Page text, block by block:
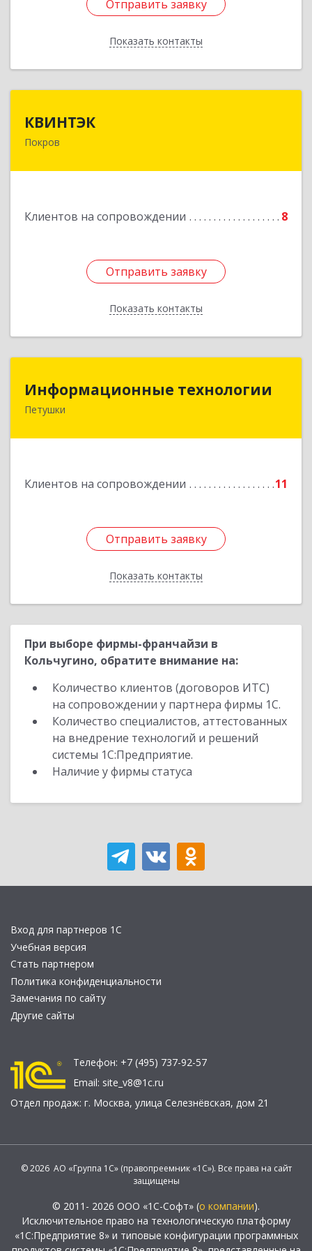
Отправить заявку
Показать контакты
Отправить заявку
Назад
КВИНТЭК
Покров
Клиентов на сопровождении 8
Отправить заявку
Показать контакты
601122, Владимирская обл, Петушинский р-н,
Отправить заявку
Назад
Информационные технологии
Петушки
Клиентов на сопровождении 11
Отправить заявку
Показать контакты
Информационные технологии
Отправить заявку
Назад
При выборе фирмы-франчайзи в
Кольчугино, обратите внимание на:
Количество клиентов (договоров ИТС)
на сопровождении у партнера фирмы 1С.
Количество специалистов, аттестованных
на внедрение технологий и решений
системы 1С:Предприятие.
Наличие у фирмы статуса
Вход для партнеров 1С
Учебная версия
Стать партнером
Политика конфиденциальности
Замечания по сайту
Другие сайты
Телефон: +7 (495) 737-92-57
Email: site_v8@1c.ru
Отдел продаж: г. Москва, улица Селезнёвская, дом 21
© 2026 АО «Группа 1С» (правопреемник «1С»). Все права на сайт
защищены
© 2011- 2026 ООО «1С-Софт» (о компании).
Исключительное право на технологическую платформу
«1С:Предприятие 8» и типовые конфигурации программных